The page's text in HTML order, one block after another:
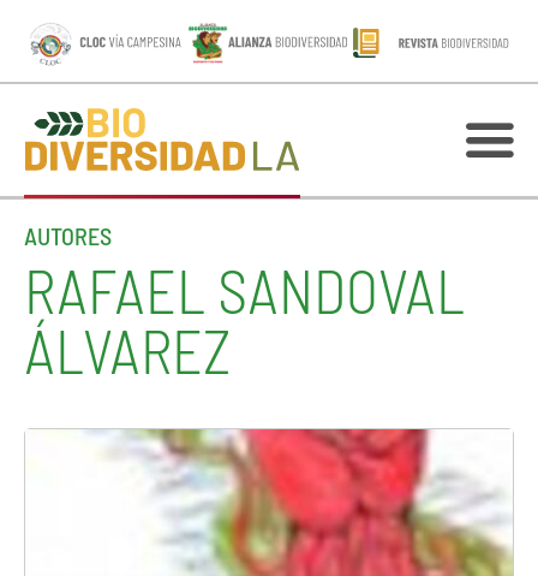
AUTORES
RAFAEL SANDOVAL
ÁLVAREZ